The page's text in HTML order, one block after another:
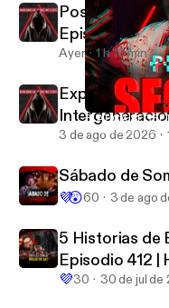
PLATICA
HABLEMOS DE
Posesiones,
Episodios 414
Existe
Ayer 1 h 10 min
Experiencias
Hablemos De
3 de ago de 2026
Sábado de
💜😲60 3 de ago
5 Historias de
Episodio 412 |
Existe
💜30 30 de jul de